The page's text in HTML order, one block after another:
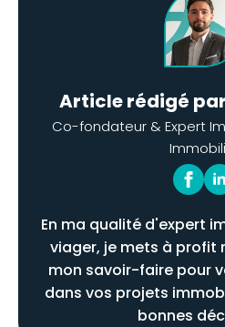
Article rédigé
Co-fondateur & Expert
En ma qualité d'expert
viager, je mets à profit
mon savoir-faire pour
dans vos projets
bonnes